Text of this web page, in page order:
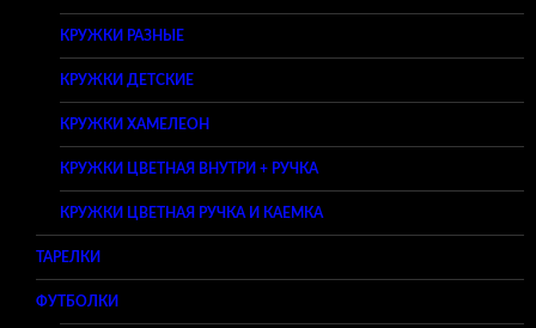
КРУЖКИ РАЗНЫЕ
КРУЖКИ ДЕТСКИЕ
КРУЖКИ ХАМЕЛЕОН
КРУЖКИ ЦВЕТНАЯ ВНУТРИ + РУЧКА
КРУЖКИ ЦВЕТНАЯ РУЧКА И КАЕМКА
ТАРЕЛКИ
ФУТБОЛКИ